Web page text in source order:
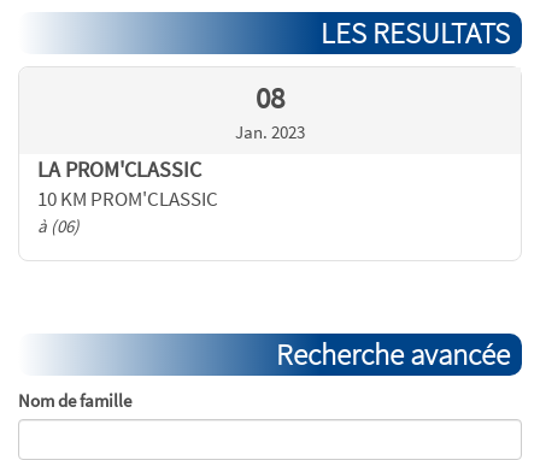
LES RESULTATS
08
Jan. 2023
LA PROM'CLASSIC
10 KM PROM'CLASSIC
à (06)
Recherche avancée
Nom de famille